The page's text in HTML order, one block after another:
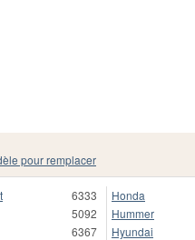
pour remplacer
6333
5092
6367
Honda
Hummer
Hyundai